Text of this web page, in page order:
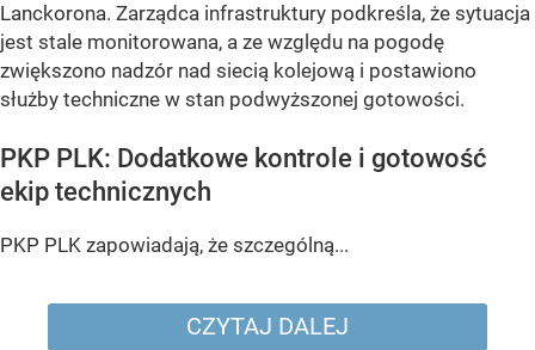
Lanckorona. Zarządca infrastruktury podkreśla, że sytuacja
jest stale monitorowana, a ze względu na pogodę
zwiększono nadzór nad siecią kolejową i postawiono
służby techniczne w stan podwyższonej gotowości.
PKP PLK: Dodatkowe kontrole i gotowość
ekip technicznych
PKP PLK zapowiadają, że szczególną...
CZYTAJ DALEJ